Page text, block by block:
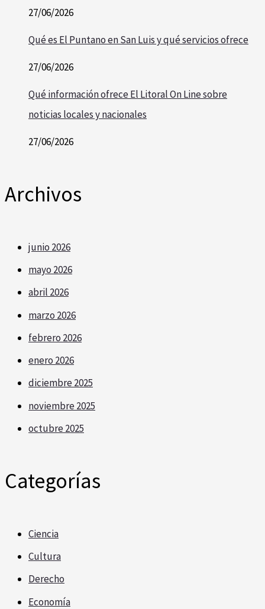
27/06/2026
Qué es El Puntano en San Luis y qué servicios ofrece
27/06/2026
Qué información ofrece El Litoral On Line sobre
noticias locales y nacionales
27/06/2026
Archivos
junio 2026
mayo 2026
abril 2026
marzo 2026
febrero 2026
enero 2026
diciembre 2025
noviembre 2025
octubre 2025
Categorías
Ciencia
Cultura
Derecho
Economía